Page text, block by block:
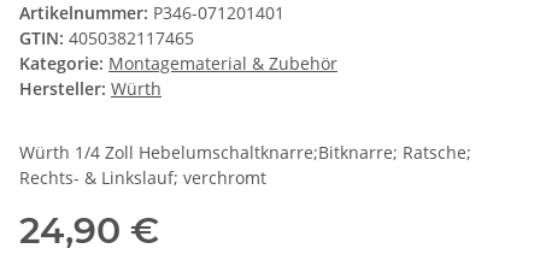
Artikelnummer: P346-071201401
GTIN: 4050382117465
Kategorie: Montagematerial & Zubehör
Hersteller: Würth
Würth 1/4 Zoll Hebelumschaltknarre;Bitknarre; Ratsche;
Rechts- & Linkslauf; verchromt
24,90 €